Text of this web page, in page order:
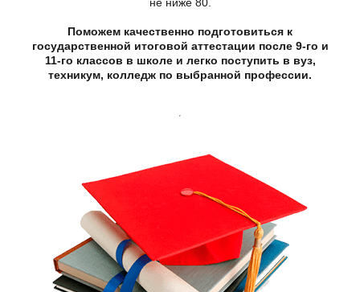
Поможем качественно подготовиться к
государственной итоговой аттестации после 9-го и
11-го классов в школе и легко поступить в вуз,
техникум, колледж по выбранной профессии.